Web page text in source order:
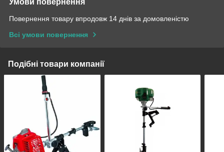
Умови повернення
Повернення товару впродовж 14 днів за домовленістю
Всі умови повернення
Подібні товари компанії